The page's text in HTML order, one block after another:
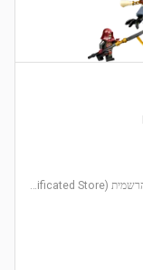
חנות לגו הרשמית (LEGO Certificated Store)